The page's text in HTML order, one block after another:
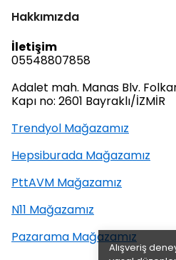
Alışveriş
Hakkımızda
İletişim
05548807858
Adalet mah. Manas Blv.
Kapı no: 2601 Bayraklı/İZMİR
Trendyol Mağazamız
Hepsiburada Mağazamız
PttAVM Mağazamız
N11 Mağazamız
Pazarama Mağazamız